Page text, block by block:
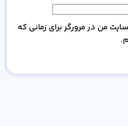
من در مرورگر برای زمانی که